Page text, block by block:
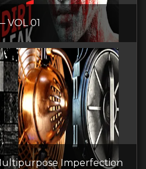
VOL 01
Imperfection